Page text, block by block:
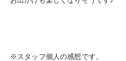
※スタッフ個人の感想です。